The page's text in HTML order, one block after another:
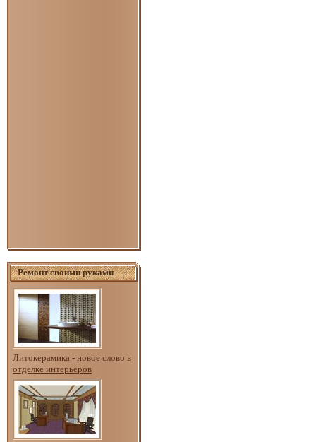
Ремонт своими руками
Литокерамика - новое слово в
отделке интерьеров